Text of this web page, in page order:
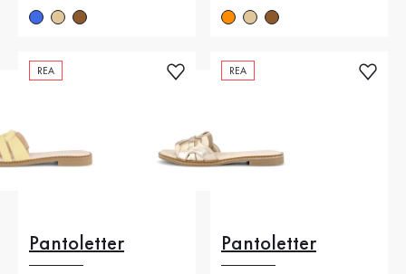
REA
Pantoletter
REA
Pantoletter